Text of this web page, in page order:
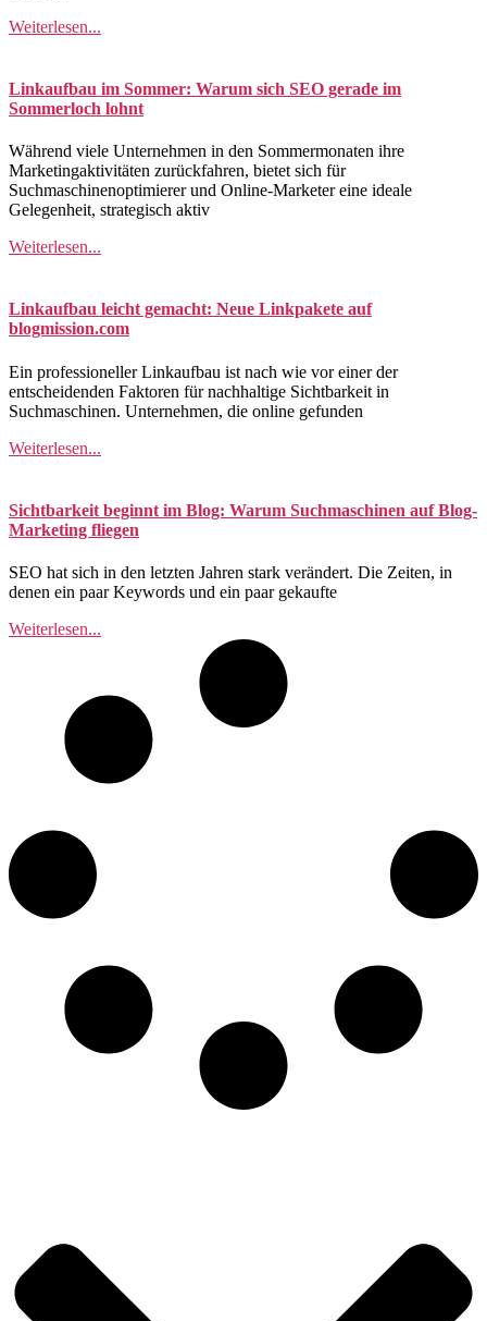
Weiterlesen...
Linkaufbau im Sommer: Warum sich SEO gerade im
Sommerloch lohnt
Während viele Unternehmen in den Sommermonaten ihre
Marketingaktivitäten zurückfahren, bietet sich für
Suchmaschinenoptimierer und Online-Marketer eine ideale
Gelegenheit, strategisch aktiv
Weiterlesen...
Linkaufbau leicht gemacht: Neue Linkpakete auf
blogmission.com
Ein professioneller Linkaufbau ist nach wie vor einer der
entscheidenden Faktoren für nachhaltige Sichtbarkeit in
Suchmaschinen. Unternehmen, die online gefunden
Weiterlesen...
Sichtbarkeit beginnt im Blog: Warum Suchmaschinen auf Blog-
Marketing fliegen
SEO hat sich in den letzten Jahren stark verändert. Die Zeiten, in
denen ein paar Keywords und ein paar gekaufte
Weiterlesen...